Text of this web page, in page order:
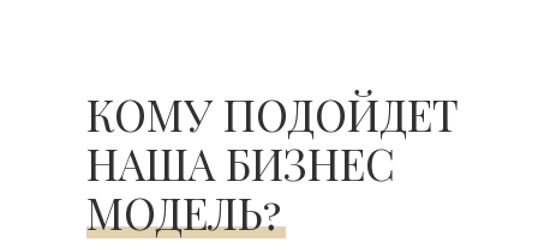
КОМУ ПОДОЙДЕТ
НАША БИЗНЕС
МОДЕЛЬ?